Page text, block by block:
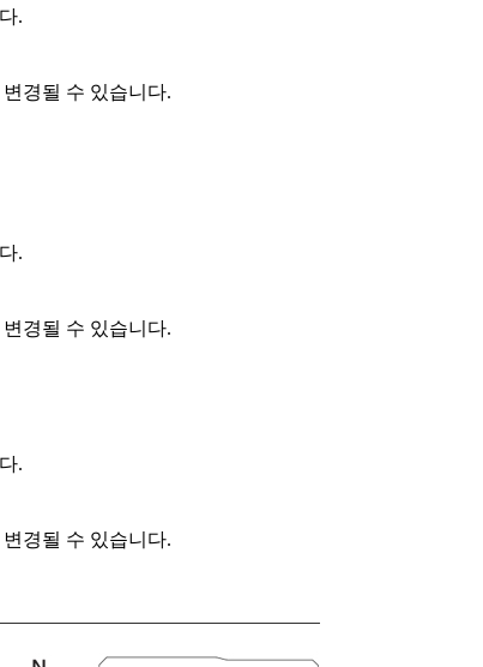
.
경될 수 있습니다.
.
경될 수 있습니다.
.
경될 수 있습니다.